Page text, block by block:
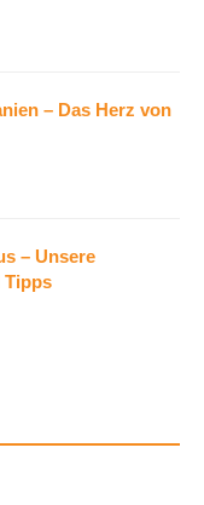
– Das Herz von
– Unsere
Tipps